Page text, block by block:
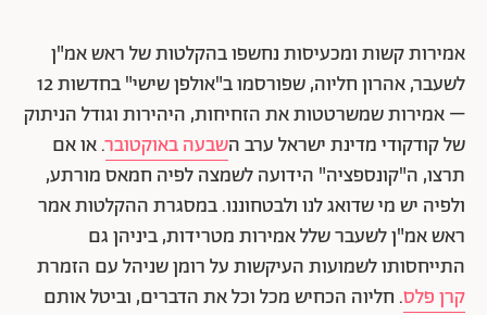
אמירות קשות ומכעיסות נחשפו בהקלטות של ראש אמ"ן
לשעבר, אהרון חליוה, שפורסמו ב"אולפן שישי" בחדשות 12
– אמירות שמשרטטות את הזחיחות, היהירות וגודל הניתוק
של קודקודי מדינת ישראל ערב השבעה באוקטובר. או אם
תרצו, ה"קונספציה" הידועה לשמצה לפיה חמאס מורתע,
ולפיה יש מי שדואג לנו ולבטחוננו. במסגרת ההקלטות אמר
ראש אמ"ן לשעבר שלל אמירות מטרידות, ביניהן גם
התייחסותו לשמועות העיקשות על רומן שניהל עם הזמרת
קרן פלס. חליוה הכחיש מכל וכל את הדברים, וביטל אותם